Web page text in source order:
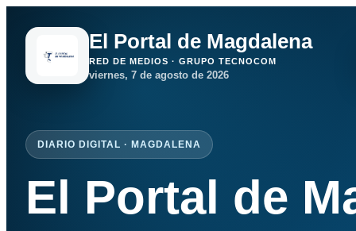
El Portal de Magdalena
RED DE MEDIOS · GRUPO TECNOCOM
viernes, 7 de agosto de 2026
DIARIO DIGITAL · MAGDALENA
El Portal de